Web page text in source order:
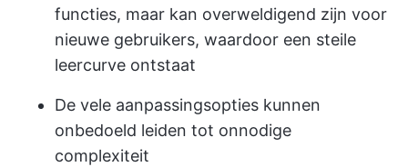
functies, maar kan overweldigend zijn voor
nieuwe gebruikers, waardoor een steile
leercurve ontstaat
De vele aanpassingsopties kunnen
onbedoeld leiden tot onnodige
complexiteit